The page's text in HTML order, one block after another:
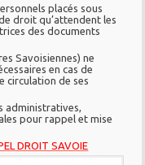
placés sous
droit qu’attendent les
des documents
Savoisiennes) ne
en cas de
circulation de ses
administratives,
pour rappel et mise
DROIT SAVOIE